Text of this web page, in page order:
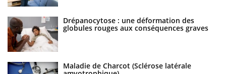
Drépanocytose : une déformation des
globules rouges aux conséquences graves
Maladie de Charcot (Sclérose latérale